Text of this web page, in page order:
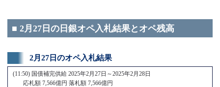
■ 2月27日の日銀オペ入札結果とオペ残高
2月27日のオペ入札結果
(11:50) 国債補完供給 2025年2月27日～2025年2月28日
応札額 7,566億円 落札額 7,566億円